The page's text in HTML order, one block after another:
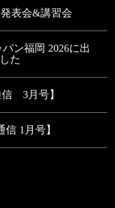
表会&講習会
ン福岡 2026に出
た
信 3月号】
信 1月号】